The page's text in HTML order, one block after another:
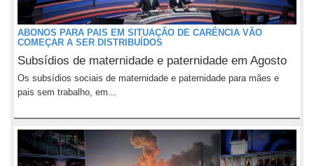
ABONOS PARA PAIS EM SITUAÇÃO DE CARÊNCIA VÃO
COMEÇAR A SER DISTRIBUÍDOS
Subsídios de maternidade e paternidade em Agosto
Os subsídios sociais de maternidade e paternidade para mães e
pais sem trabalho, em...